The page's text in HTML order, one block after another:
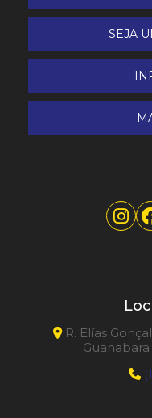
Serra esquadria
Serra mármore
Serra sabre
Tesoura Faca Makita
SEJA
R. Elías